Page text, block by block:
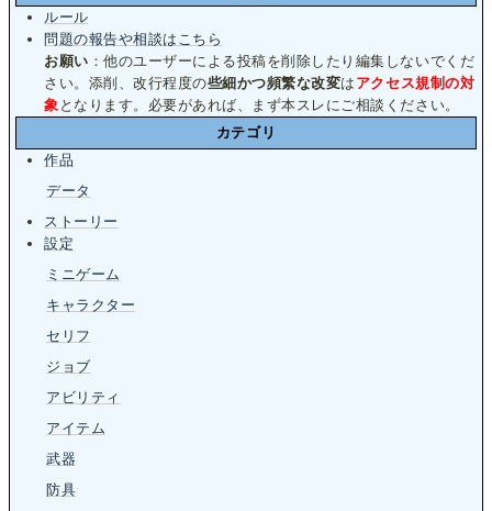
ルール
問題の報告や相談はこちら
お願い ：他のユーザーによる投稿を削除したり編集しないでくだ
さい。添削、改行程度の些細かつ頻繁な改変は アクセス規制の対
象 となります。必要があれば、まず本スレにご相談ください。
カテゴリ
作品
データ
ストーリー
設定
ミニゲーム
キャラクター
セリフ
ジョブ
アビリティ
アイテム
武器
防具